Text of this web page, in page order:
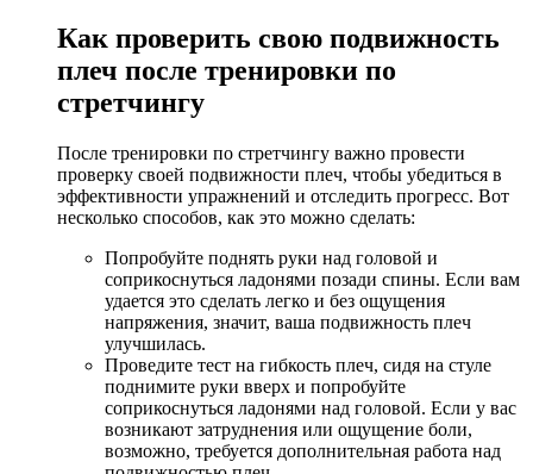
Как проверить свою подвижность
плеч после тренировки по
стретчингу
После тренировки по стретчингу важно провести
проверку своей подвижности плеч, чтобы убедиться в
эффективности упражнений и отследить прогресс. Вот
несколько способов, как это можно сделать:
Попробуйте поднять руки над головой и
соприкоснуться ладонями позади спины. Если вам
удается это сделать легко и без ощущения
напряжения, значит, ваша подвижность плеч
улучшилась.
Проведите тест на гибкость плеч, сидя на стуле
поднимите руки вверх и попробуйте
соприкоснуться ладонями над головой. Если у вас
возникают затруднения или ощущение боли,
возможно, требуется дополнительная работа над